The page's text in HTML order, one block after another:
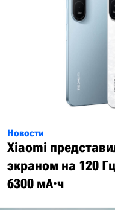
Новости
Xiaomi
экраном на 120
6300 мА·ч